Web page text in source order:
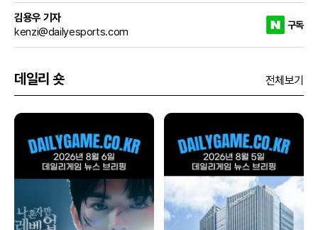
김용우 기자
kenzi@dailyesports.com
구독
데일리 숏 전체보기